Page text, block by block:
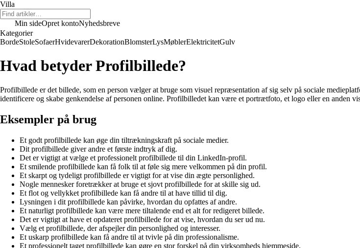
Villa
Min sideOpret kontoNyhedsbreve
Kategorier
BordeStoleSofaerHvidevarerDekorationBlomsterLysMøblerElektricitetGulv
Hvad betyder Profilbillede?
Profilbillede er det billede, som en person vælger at bruge som visuel repræsentation af sig selv på sociale
identificere og skabe genkendelse af personen online. Profilbilledet kan være et portrætfoto, et logo eller en anden
Eksempler på brug
Et godt profilbillede kan øge din tiltrækningskraft på sociale medier.
Dit profilbillede giver andre et første indtryk af dig.
Det er vigtigt at vælge et professionelt profilbillede til din LinkedIn-profil.
Et smilende profilbillede kan få folk til at føle sig mere velkommen på din profil.
Et skarpt og tydeligt profilbillede er vigtigt for at vise din ægte personlighed.
Nogle mennesker foretrækker at bruge et sjovt profilbillede for at skille sig ud.
Et flot og vellykket profilbillede kan få andre til at have tillid til dig.
Lysningen i dit profilbillede kan påvirke, hvordan du opfattes af andre.
Et naturligt profilbillede kan være mere tiltalende end et alt for redigeret billede.
Det er vigtigt at have et opdateret profilbillede for at vise, hvordan du ser ud nu.
Vælg et profilbillede, der afspejler din personlighed og interesser.
Et uskarp profilbillede kan få andre til at tvivle på din professionalisme.
Et professionelt taget profilbillede kan gøre en stor forskel på din virksomheds hjemmeside.